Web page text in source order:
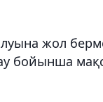
жол
бойынша